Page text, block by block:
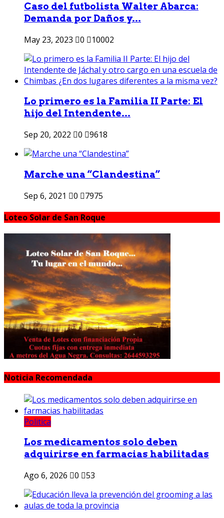
Caso del futbolista Walter Abarca:
Demanda por Daños y...
May 23, 2023 0 10002
Lo primero es la Familia II Parte: El
hijo del Intendente...
Sep 20, 2022 0 9618
Marche una “Clandestina”
Sep 6, 2021 0
7975
Loteo Solar de San Roque
Noticia Recomendada
Politica
Los medicamentos solo deben
adquirirse en farmacias habilitadas
Ago 6, 2026 0 53